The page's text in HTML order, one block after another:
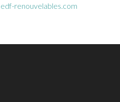
edf-renouvelables.com